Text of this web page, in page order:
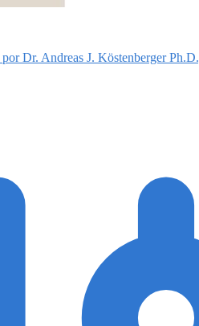
Dr. Andreas J. Köstenberger